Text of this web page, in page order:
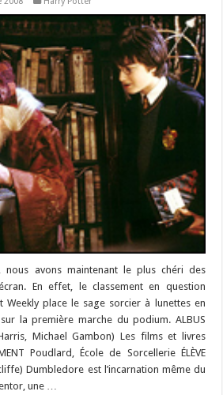
avons maintenant le plus chéri des
En effet, le classement en question
Weekly place le sage sorcier à lunettes en
la première marche du podium. ALBUS
Harris, Michael Gambon) Les films et livres
Poudlard, École de Sorcellerie ÉLÈVE
Dumbledore est l’incarnation même du
une …